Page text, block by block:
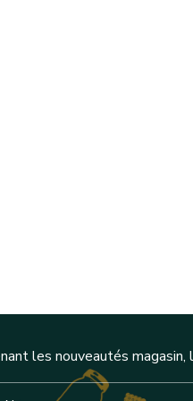
les nouveautés